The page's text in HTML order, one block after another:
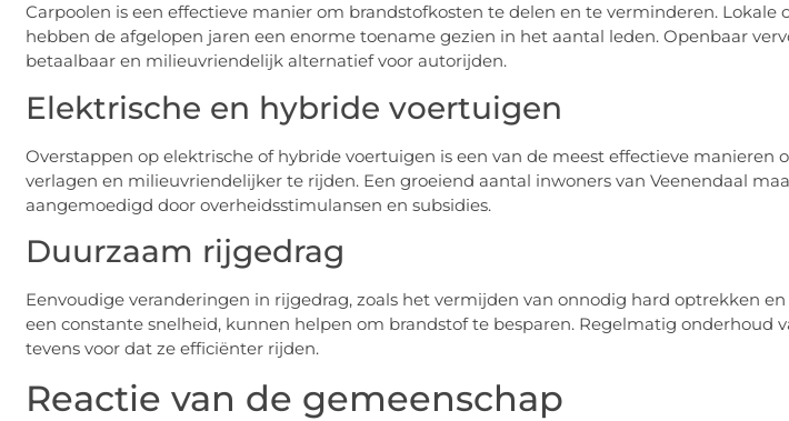
Carpoolen is een effectieve manier om brandstofkosten te delen en te verminderen. Lokale
hebben de afgelopen jaren een enorme toename gezien in het aantal leden. Openbaar
betaalbaar en milieuvriendelijk alternatief voor autorijden.
Elektrische en hybride voertuigen
Overstappen op elektrische of hybride voertuigen is een van de meest effectieve manieren
verlagen en milieuvriendelijker te rijden. Een groeiend aantal inwoners van Veenendaal
aangemoedigd door overheidsstimulansen en subsidies.
Duurzaam rijgedrag
Eenvoudige veranderingen in rijgedrag, zoals het vermijden van onnodig hard optrekken
een constante snelheid, kunnen helpen om brandstof te besparen. Regelmatig onderhoud
tevens voor dat ze efficiënter rijden.
Reactie van de gemeenschap